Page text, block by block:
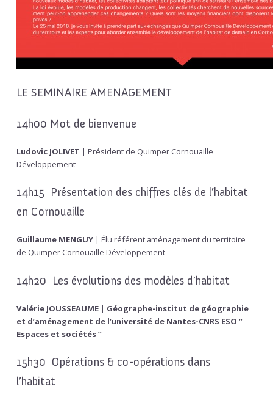
LE SEMINAIRE AMENAGEMENT
14h00 Mot de bienvenue
Ludovic JOLIVET | Président de Quimper Cornouaille
Développement
14h15 Présentation des chiffres clés de l’habitat
en Cornouaille
Guillaume MENGUY | Élu référent aménagement du territoire
de Quimper Cornouaille Développement
14h20 Les évolutions des modèles d’habitat
Valérie JOUSSEAUME | Géographe-institut de géographie
et d’aménagement de l’université de Nantes-CNRS ESO ”
Espaces et sociétés ”
15h30 Opérations & co-opérations dans
l’habitat